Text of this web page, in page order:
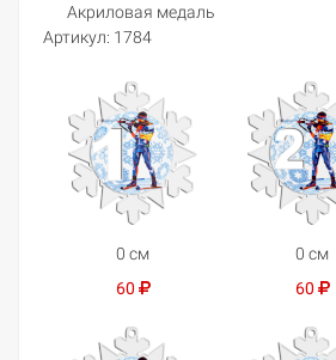
Акриловая медаль
Артикул: 1784
0 см
60
0 см
60